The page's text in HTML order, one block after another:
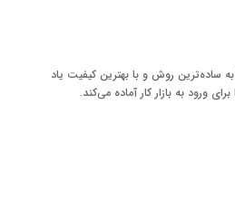
ساده‌ترین روش و با بهترین کیفیت یاد
ورود به بازار کار آماده می‌کند.